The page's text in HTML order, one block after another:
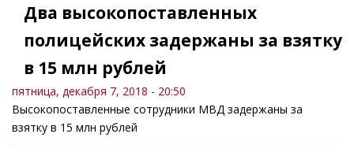
Два высокопоставленных
полицейских задержаны за взятку
в 15 млн рублей
пятница, декабря 7, 2018 - 20:50
Высокопоставленные сотрудники МВД задержаны за
взятку в 15 млн рублей